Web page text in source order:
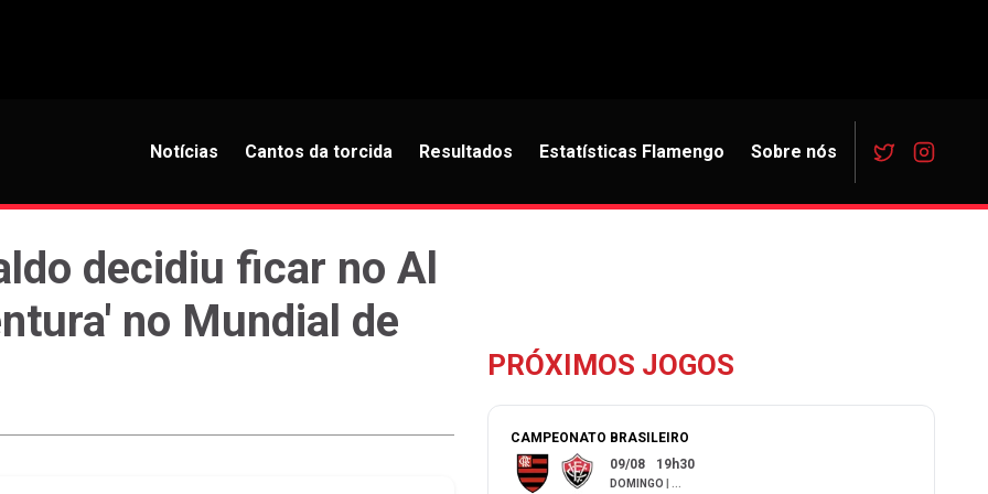
Notícias Cantos da torcida Resultados Estatísticas Flamengo Sobre nós
decidiu ficar no Al
no Mundial de
PRÓXIMOS JOGOS
CAMPEONATO BRASILEIRO
09/08
19h30
DOMINGO